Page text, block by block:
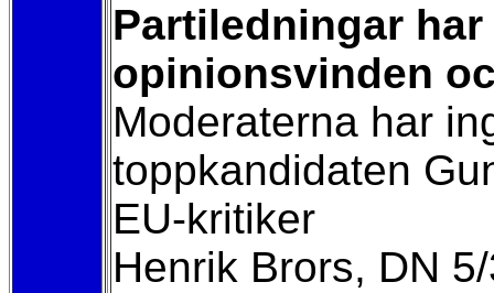
Partiledningar
opinionsvinden
Moderaterna har
toppkandidaten
EU-kritiker
Henrik Brors, DN